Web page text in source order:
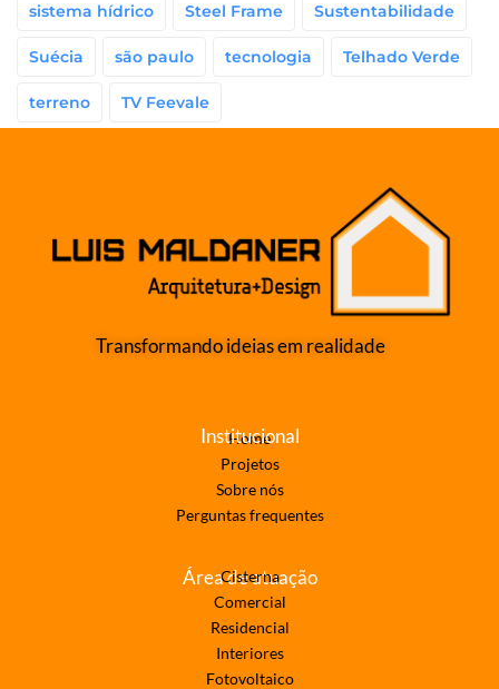
sistema hídrico Steel Frame Sustentabilidade
Suécia são paulo tecnologia Telhado Verde
terreno TV Feevale
Transformando ideias em realidade
Home
Projetos
Sobre nós
Perguntas frequentes
Institucional
Área de atuação
Cisterna
Comercial
Residencial
Interiores
Fotovoltaico